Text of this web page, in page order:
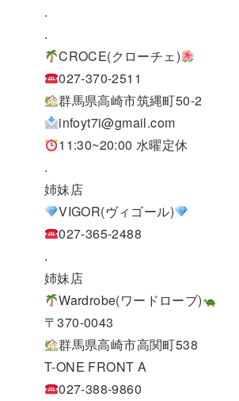
.
.
CROCE(クローチェ)
027-370-2511
群馬県高崎市筑縄町50-2
infoyt7i@gmail.com
11:30~20:00 水曜定休
.
姉妹店
VIGOR(ヴィゴール)
027-365-2488
.
姉妹店
Wardrobe(ワードローブ)
〒370-0043
群馬県高崎市高関町538
T-ONE FRONT A
027-388-9860